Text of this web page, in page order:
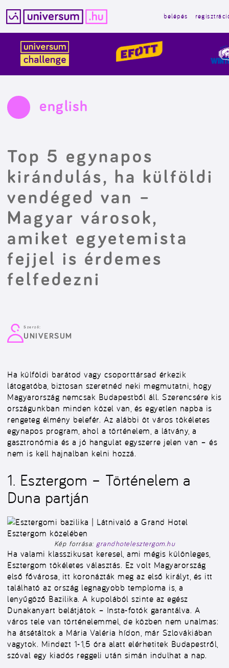
tartalomba
belépés
english
Top 5 egynapos
kirándulás, ha külföldi
vendéged van –
Magyar városok,
amiket egyetemista
fejjel is érdemes
felfedezni
Szerző:
UNIVERSUM
Ha külföldi barátod vagy csoporttársad érkezik
látogatóba, biztosan szeretnéd neki megmutatni, hogy
Magyarország nemcsak Budapestből áll. Szerencsére kis
országunkban minden közel van, és egyetlen napba is
rengeteg élmény belefér. Az alábbi öt város tökéletes
egynapos program, ahol a történelem, a látvány, a
gasztronómia és a jó hangulat egyszerre jelen van – és
nem is kell hajnalban kelni hozzá.
1. Esztergom – Történelem a
Duna partján
Kép forrása: grandhotelesztergom.hu
Ha valami klasszikusat keresel, ami mégis különleges,
Esztergom tökéletes választás. Ez volt Magyarország
első fővárosa, itt koronázták meg az első királyt, és itt
található az ország legnagyobb temploma is, a
lenyűgöző Bazilika. A kupolából szinte az egész
Dunakanyart belátjátok – Insta-fotók garantálva. A
város tele van történelemmel, de közben nem unalmas:
ha átsétáltok a Mária Valéria hídon, már Szlovákiában
vagytok. Mindezt 1-1,5 óra alatt elérhetitek Budapestről,
szóval egy kiadós reggeli után simán indulhat a nap.